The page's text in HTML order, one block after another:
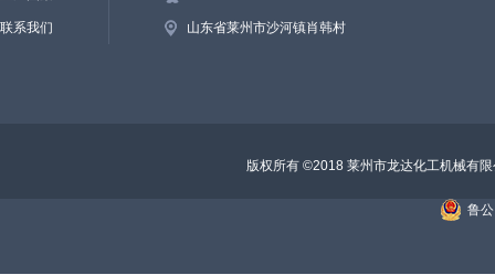
联系我们 山东省莱州市沙河镇肖韩村
版权所有 ©2018 莱州市龙达化工机械有
鲁公